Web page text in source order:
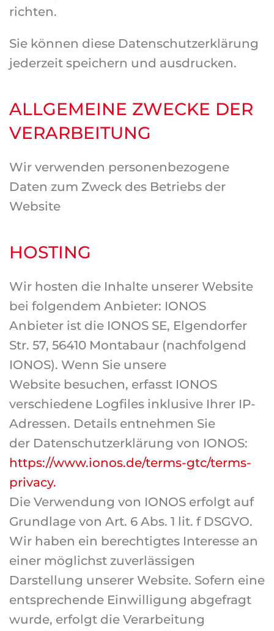
richten.
Sie können diese Datenschutzerklärung
jederzeit speichern und ausdrucken.
ALLGEMEINE ZWECKE DER
VERARBEITUNG
Wir verwenden personenbezogene
Daten zum Zweck des Betriebs der
Website
HOSTING
Wir hosten die Inhalte unserer Website
bei folgendem Anbieter: IONOS
Anbieter ist die IONOS SE, Elgendorfer
Str. 57, 56410 Montabaur (nachfolgend
IONOS). Wenn Sie unsere
Website besuchen, erfasst IONOS
verschiedene Logfiles inklusive Ihrer IP-
Adressen. Details entnehmen Sie
der Datenschutzerklärung von IONOS:
https://www.ionos.de/terms-gtc/terms-
privacy.
Die Verwendung von IONOS erfolgt auf
Grundlage von Art. 6 Abs. 1 lit. f DSGVO.
Wir haben ein berechtigtes Interesse an
einer möglichst zuverlässigen
Darstellung unserer Website. Sofern eine
entsprechende Einwilligung abgefragt
wurde, erfolgt die Verarbeitung